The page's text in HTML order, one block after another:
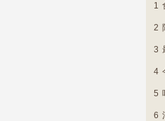
1
2
3
4
5
6